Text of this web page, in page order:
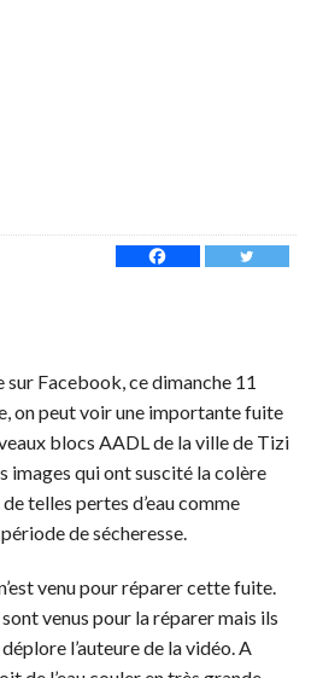
sur Facebook, ce dimanche 11
on peut voir une importante fuite
blocs AADL de la ville de Tizi
images qui ont suscité la colère
telles pertes d’eau comme
de sécheresse.
venu pour réparer cette fuite.
venus pour la réparer mais ils
l’auteure de la vidéo. A